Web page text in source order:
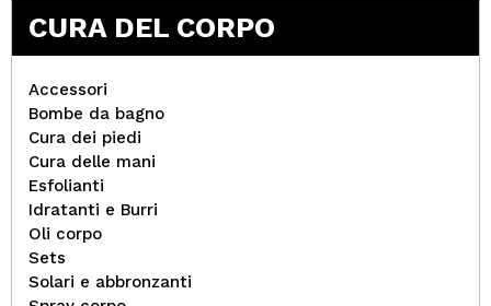
CURA DEL CORPO
Accessori
Bombe da bagno
Cura dei piedi
Cura delle mani
Esfolianti
Idratanti e Burri
Oli corpo
Sets
Solari e abbronzanti